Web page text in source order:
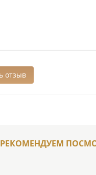
РЕКОМЕНДУЕМ